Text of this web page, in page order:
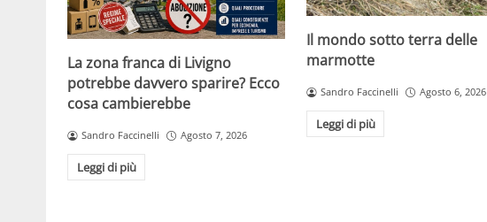
La zona franca di Livigno
potrebbe davvero sparire? Ecco
cosa cambierebbe
Sandro Faccinelli Agosto 7, 2026
Leggi di più
Il mondo sotto terra delle
marmotte
Sandro Faccinelli Agosto 6, 2026
Leggi di più